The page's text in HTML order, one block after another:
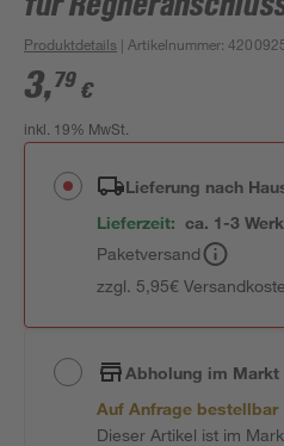
Produktdetails | Artikelnummer:
3,79 €
inkl. 19% MwSt.
Lieferung nach
Lieferzeit: ca. 1-3
Paketversand
zzgl. 5,95€
Abholung im Markt
Auf Anfrage bestellbar
Dieser Artikel ist im